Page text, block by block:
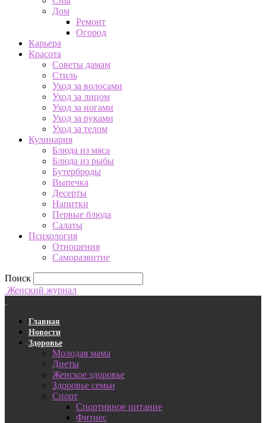
Дом
Ремонт
Огород
Карьера
Красота
Советы дамам
Стиль
Уход за волосами
Уход за лицом
Уход за ногами
Уход за руками
Уход за телом
Кулинария
Блюда из мяса
Блюда из рыбы
Бутерброды
Выпечка
Десерты
Напитки
Первые блюда
Салаты
Психология
Отношения
Саморазвитие
Поиск
Женский журнал
Главная
Новости
Здоровье
Молодая мама
Диеты
Женское здоровье
Здоровье семьи
Спорт
Спортивное питание
Фитнес